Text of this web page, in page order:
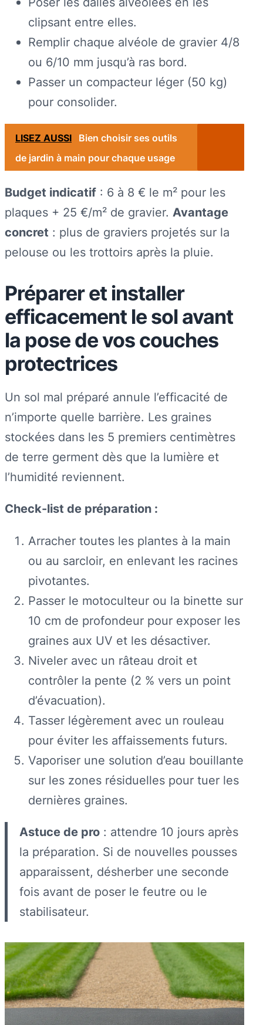
clipsant entre elles.
Remplir chaque alvéole de gravier 4/8
ou 6/10 mm jusqu’à ras bord.
Passer un compacteur léger (50 kg)
pour consolider.
LISEZ AUSSI
Bien choisir ses outils
de jardin à main pour chaque usage
Budget indicatif : 6 à 8 € le m² pour les
plaques + 25 €/m² de gravier. Avantage
concret : plus de graviers projetés sur la
pelouse ou les trottoirs après la pluie.
Préparer et installer
efficacement le sol avant
la pose de vos couches
protectrices
Un sol mal préparé annule l’efficacité de
n’importe quelle barrière. Les graines
stockées dans les 5 premiers centimètres
de terre germent dès que la lumière et
l’humidité reviennent.
Check-list de préparation :
Arracher toutes les plantes à la main
ou au sarcloir, en enlevant les racines
pivotantes.
Passer le motoculteur ou la binette sur
10 cm de profondeur pour exposer les
graines aux UV et les désactiver.
Niveler avec un râteau droit et
contrôler la pente (2 % vers un point
d’évacuation).
Tasser légèrement avec un rouleau
pour éviter les affaissements futurs.
Vaporiser une solution d’eau bouillante
sur les zones résiduelles pour tuer les
dernières graines.
Astuce de pro : attendre 10 jours après
la préparation. Si de nouvelles pousses
apparaissent, désherber une seconde
fois avant de poser le feutre ou le
stabilisateur.